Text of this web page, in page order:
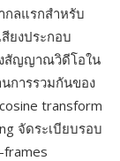
กลแรกสำหรับ
ยงประกอบ
สัญญาณวิดีโอใน
การรวมกันของ
transform
จัดระเบียบรอบ
frames